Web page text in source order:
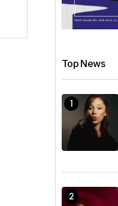
Top News